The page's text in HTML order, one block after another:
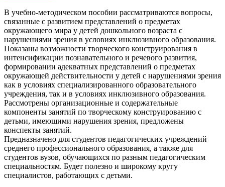
В учебно-методическом пособии рассматриваются вопросы,
связанные с развитием представлений о предметах
окружающего мира у детей дошкольного возраста с
нарушениями зрения в условиях инклюзивного образования.
Показаны возможности творческого конструирования в
интенсификации познавательного и речевого развития,
формировании адекватных представлений о предметах
окружающей действительности у детей с нарушениями зрения
как в условиях специализированного образовательного
учреждения, так и в условиях инклюзивного образования.
Рассмотрены организационные и содержательные
компоненты занятий по творческому конструированию с
детьми, имеющими нарушения зрения, предложены
конспекты занятий.
Предназначено для студентов педагогических учреждений
среднего профессионального образования, а также для
студентов вузов, обучающихся по разным педагогическим
специальностям. Будет полезно и широкому кругу
специалистов, работающих с детьми.